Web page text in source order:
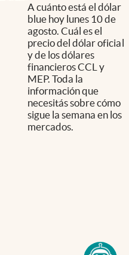
A cuánto está el dólar
blue hoy lunes 10 de
agosto. Cuál es el
precio del dólar oficial
y de los dólares
financieros CCL y
MEP. Toda la
información que
necesitás sobre cómo
sigue la semana en los
mercados.